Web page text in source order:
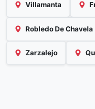
Villamanta
Robledo De Chavela
Zarzalejo